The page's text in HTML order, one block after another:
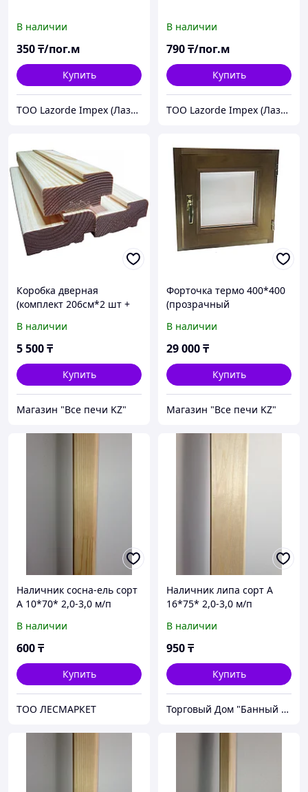
В наличии
350₸/пог.м
Купить
ТОО Lazorde Impex (Лазорде Импекс)
В наличии
790₸/пог.м
Купить
ТОО Lazorde Impex (Лазорде Импекс)
Коробка дверная
(комплект 206см*2 шт +
В наличии
5 500₸
Купить
Магазин "Все печи KZ"
Форточка термо 400*400
(прозрачный
В наличии
29 000₸
Купить
Магазин "Все печи KZ"
Наличник сосна-ель сорт
А 10*70* 2,0-3,0 м/п
В наличии
600₸
Купить
ТОО ЛЕСМАРКЕТ
Наличник липа сорт А
16*75* 2,0-3,0 м/п
В наличии
950₸
Купить
Торговый Дом "Банный мир"